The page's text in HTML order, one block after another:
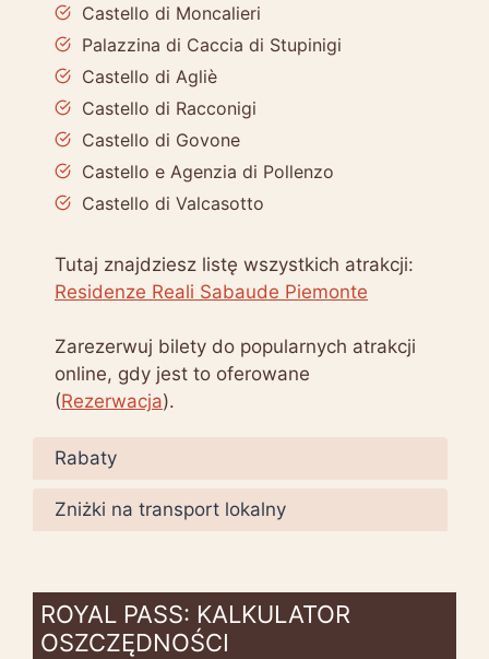
Castello di Moncalieri
Palazzina di Caccia di Stupinigi
Castello di Agliè
Castello di Racconigi
Castello di Govone
Castello e Agenzia di Pollenzo
Castello di Valcasotto
Tutaj znajdziesz listę wszystkich atrakcji:
Residenze Reali Sabaude Piemonte
Zarezerwuj bilety do popularnych atrakcji
online, gdy jest to oferowane
(Rezerwacja).
Rabaty
Zniżki na transport lokalny
ROYAL PASS: KALKULATOR
OSZCZĘDNOŚCI